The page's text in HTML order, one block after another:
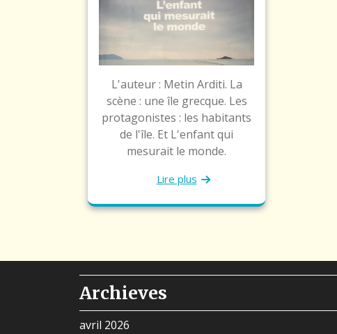
L'auteur : Metin Arditi. La
scène : une île grecque. Les
protagonistes : les habitants
de l'île. Et L'enfant qui
mesurait le monde.
Lire plus
Archieves
avril 2026